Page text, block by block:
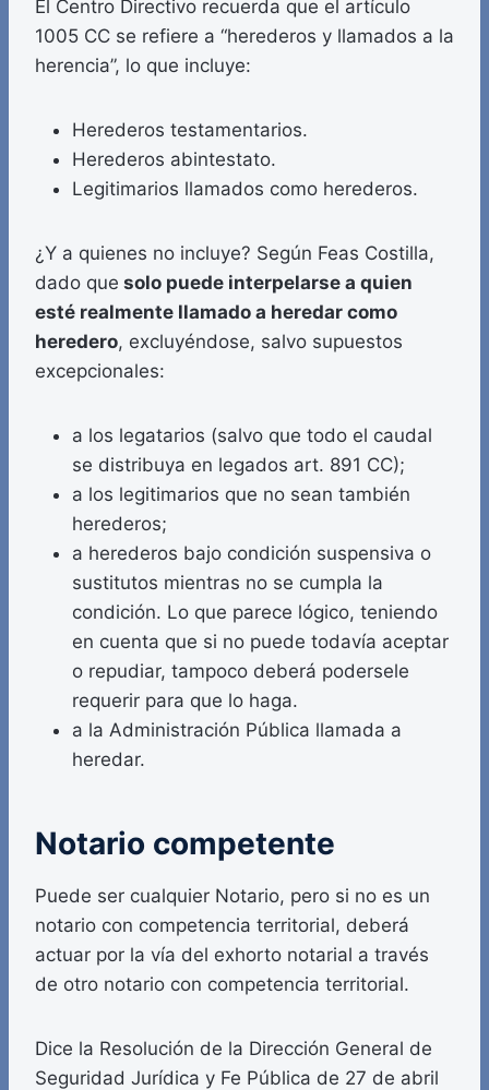
El Centro Directivo recuerda que el artículo
1005 CC se refiere a “herederos y llamados a la
herencia”, lo que incluye:
Herederos testamentarios.
Herederos abintestato.
Legitimarios llamados como herederos.
¿Y a quienes no incluye? Según Feas Costilla,
dado que solo puede interpelarse a quien
esté realmente llamado a heredar como
heredero, excluyéndose, salvo supuestos
excepcionales:
a los legatarios (salvo que todo el caudal
se distribuya en legados art. 891 CC);
a los legitimarios que no sean también
herederos;
a herederos bajo condición suspensiva o
sustitutos mientras no se cumpla la
condición. Lo que parece lógico, teniendo
en cuenta que si no puede todavía aceptar
o repudiar, tampoco deberá podersele
requerir para que lo haga.
a la Administración Pública llamada a
heredar.
Notario competente
Puede ser cualquier Notario, pero si no es un
notario con competencia territorial, deberá
actuar por la vía del exhorto notarial a través
de otro notario con competencia territorial.
Dice la Resolución de la Dirección General de
Seguridad Jurídica y Fe Pública de 27 de abril